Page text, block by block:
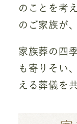
のことを考
のご家族が
家族葬の四
も寄りそい
える葬儀を